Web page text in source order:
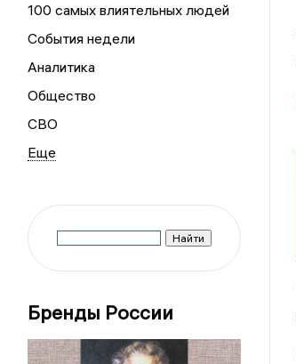
100 самых влиятельных людей
События недели
Аналитика
Общество
СВО
Бренды России